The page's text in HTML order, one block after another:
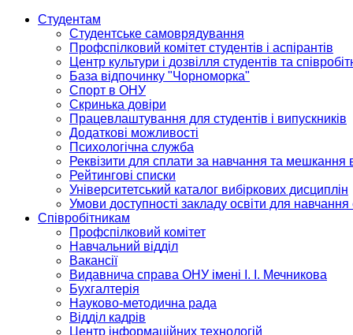
Студентам
Студентське самоврядування
Профспілковий комітет студентів і аспірантів
Центр культури і дозвілля студентів та
База відпочинку "Чорноморка"
Спорт в ОНУ
Скринька довіри
Працевлаштування для студентів і випускників
Додаткові можливості
Психологічна служба
Реквізити для сплати за навчання та мешкання
Рейтингові списки
Університетський каталог вибіркових дисциплін
Умови доступності закладу освіти для
Співробітникам
Профспілковий комітет
Навчальний відділ
Вакансії
Видавнича справа ОНУ імені І. І. Мечникова
Бухгалтерія
Науково-методична рада
Відділ кадрів
Центр інформаційних технологій